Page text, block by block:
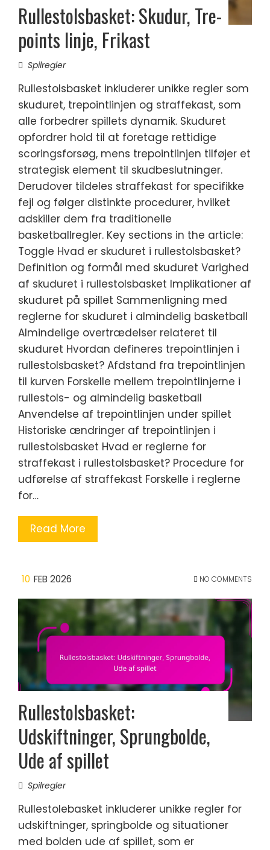
Rullestolsbasket: Skudur, Tre-
points linje, Frikast
Spilregler
Rullestolsbasket inkluderer unikke regler som
skuduret, trepointlinjen og straffekast, som
alle forbedrer spillets dynamik. Skuduret
opfordrer hold til at foretage rettidige
scoringsforsøg, mens trepointlinjen tilføjer et
strategisk element til skudbeslutninger.
Derudover tildeles straffekast for specifikke
fejl og følger distinkte procedurer, hvilket
adskiller dem fra traditionelle
basketballregler. Key sections in the article:
Toggle Hvad er skuduret i rullestolsbasket?
Definition og formål med skuduret Varighed
af skuduret i rullestolsbasket Implikationer af
skuduret på spillet Sammenligning med
reglerne for skuduret i almindelig basketball
Almindelige overtrædelser relateret til
skuduret Hvordan defineres trepointlinjen i
rullestolsbasket? Afdstand fra trepointlinjen
til kurven Forskelle mellem trepointlinjerne i
rullestols- og almindelig basketball
Anvendelse af trepointlinjen under spillet
Historiske ændringer af trepointlinjen i
rullestolsbasket Hvad er reglerne for
straffekast i rullestolsbasket? Procedure for
udførelse af straffekast Forskelle i reglerne
for…
Read More
10 FEB 2026 NO COMMENTS
Rullestolsbasket:
Udskiftninger, Sprungbolde,
Ude af spillet
Spilregler
Rullestolebasket inkluderer unikke regler for
udskiftninger, springbolde og situationer
med bolden ude af spillet, som er